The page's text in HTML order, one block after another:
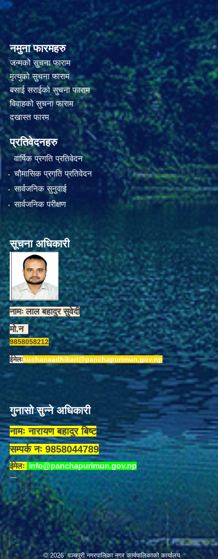
नमुना फारमहरु
जन्मको सुचना फाराम
मृत्युको सुचना फाराम
बसाई सराईको सुचना फाराम
विवाहको सुचना फाराम
दखास्त फारम
प्रतिवेदनहरु
वार्षिक प्रगति प्रतिवेदन
चौमासिक प्रगति प्रतिवेदन
सार्वजनिक सुनुवाई
सार्वजनिक परीक्षण
सूचना अधिकारी
नामः लाल बहादुर सुवेदी
मो.न
9858058212
ईमेलःsuchanaadhikari@panchapurimun.gov.np
गुनासो सुन्ने अधिकारी
नामः नारायण बहादुर बिष्ट
सम्पर्क नः 9858044789
ईमेलः info@panchapurimun.gov.np
© 2026 पञ्चपुरी नगरपालिका नगर कार्यपालिकाको कार्यालय